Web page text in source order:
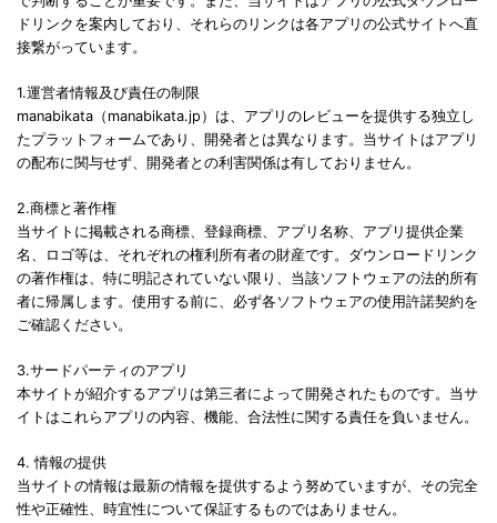
ドリンクを案内しており、それらのリンクは各アプリの公式サイトへ直
接繋がっています。
1.運営者情報及び責任の制限
manabikata（manabikata.jp）は、アプリのレビューを提供する独立し
たプラットフォームであり、開発者とは異なります。当サイトはアプリ
の配布に関与せず、開発者との利害関係は有しておりません。
2.商標と著作権
当サイトに掲載される商標、登録商標、アプリ名称、アプリ提供企業
名、ロゴ等は、それぞれの権利所有者の財産です。ダウンロードリンク
の著作権は、特に明記されていない限り、当該ソフトウェアの法的所有
者に帰属します。使用する前に、必ず各ソフトウェアの使用許諾契約を
ご確認ください。
3.サードパーティのアプリ
本サイトが紹介するアプリは第三者によって開発されたものです。当サ
イトはこれらアプリの内容、機能、合法性に関する責任を負いません。
4. 情報の提供
当サイトの情報は最新の情報を提供するよう努めていますが、その完全
性や正確性、時宜性について保証するものではありません。